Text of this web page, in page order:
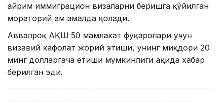
айрим иммиграцион визаларни беришга қўйилган
мораторий ҳам амалда қолади.
Аввалроқ АҚШ 50 мамлакат фуқаролари учун
визавий кафолат жорий этиши, унинг миқдори 20
минг долларгача етиши мумкинлиги ҳақида хабар
берилган эди.